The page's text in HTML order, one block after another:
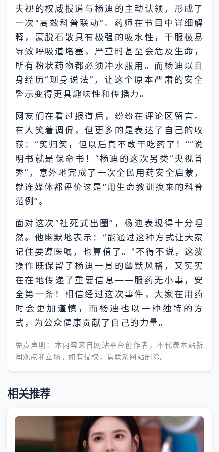
央视的权威报道与杨迪的主动认领，形成了
一次“高效科普联动”。药师在节目中详细解
释，蒙脱石散具有极强的吸水性，干服极易
导致呼吸道堵塞，严重时甚至会危及生命，
所有粉状药物都必须冲水服用。而杨迪以自
身经历“现身说法”，让这个原本严肃的安全
警示变得更具趣味性和传播力。
网友们在看过报道后，纷纷在评论区留言。
有人笑着调侃，但更多的是表达了自己的收
获：“笑归笑，但以后真不敢干吃药了！”“说
明书就是保命书！”杨迪的这次另类“央视首
秀”，意外地完成了一次全民用药安全启蒙，
就连媒体都评价这是“用生命教训换来的科普
范例”。
面对这次“社死式出圈”，杨迪表现得十分坦
然。他幽默地表示：“能通过这种方式让大家
记住要遵医嘱，也算值了。”不得不说，这波
操作既保留了杨迪一贯的幽默风格，又实实
在在地传递了重要信息——服药无小事，安
全第一条！相信经过这次事件，大家在用药
时会更加谨慎，而杨迪也以一种独特的方
式，为公众健康贡献了自己的力量。
免责声明：本内容来自网站平台创作者，不代表本站新
闻观点和立场。如有侵权，请联系网站删除。
相关推荐